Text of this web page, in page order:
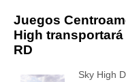
Juegos
High transportará
RD
Sky High